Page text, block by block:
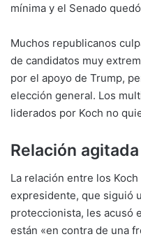
mínima y el Senado
Muchos republicanos
de candidatos muy
por el apoyo de Trump,
elección general. Los
liderados por Koch no
Relación agitada
La relación entre los
expresidente, que siguió
proteccionista, les acusó
están «en contra de una